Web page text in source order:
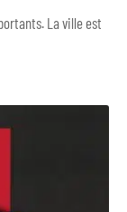
La ville est